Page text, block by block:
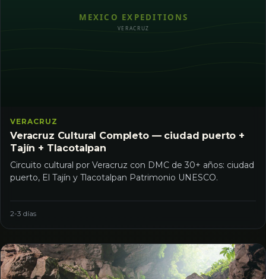
VERACRUZ
Veracruz Cultural Completo — ciudad puerto +
Tajín + Tlacotalpan
Circuito cultural por Veracruz con DMC de 30+ años: ciudad
puerto, El Tajín y Tlacotalpan Patrimonio UNESCO.
2-3 días